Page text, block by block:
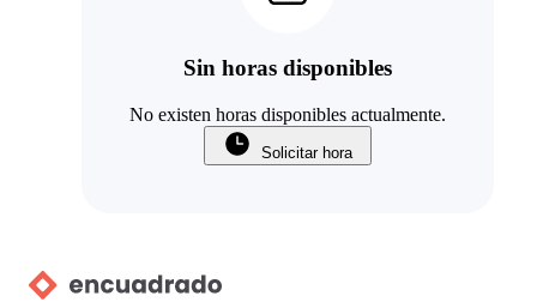
Sin horas disponibles
No existen horas disponibles actualmente.
Solicitar hora